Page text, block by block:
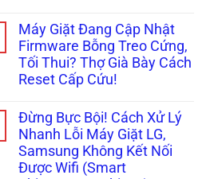
Là
Cách
Xử
Lý!
Tự
Đọc
Mã
Lỗi
H,
Nháy
Trên
Tủ
Lạnh
Nội
Địa
Nhật
bình
luận
ở
Máy
Giặt
Tịt
Không
Bơm
Xà
Phòng
(ezDispense,
AutoDose)?
Đừng
Máy Giặt Đang Cập Nhật
Firmware Bỗng Treo Cứng,
Tối Thui? Thợ Già Bày Cách
Reset Cấp Cứu!
bình
luận
ở
Máy
Giặt
Đang
Đừng Bực Bội! Cách Xử Lý
Nhanh Lỗi Máy Giặt LG,
Samsung Không Kết Nối
Được Wifi (Smart